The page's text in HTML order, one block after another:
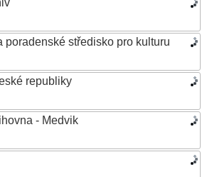
poradenské středisko pro kulturu
republiky
- Medvik